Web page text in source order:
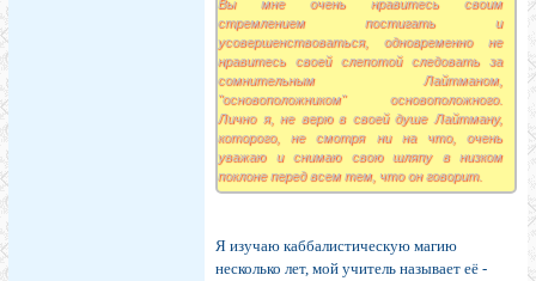
Вы мне очень нравитесь своим
стремлением постигать и
усовершенствоваться, одновременно не
нравитесь своей слепотой следовать за
сомнительным Лайтманом,
"основоположником" основоположного.
Лично я, не верю в своей душе Лайтману,
которого, не смотря ни на что, очень
уважаю и снимаю свою шляпу в низком
поклоне перед всем тем, что он говорит.
Я изучаю каббалистическую магию
несколько лет, мой учитель называет её -